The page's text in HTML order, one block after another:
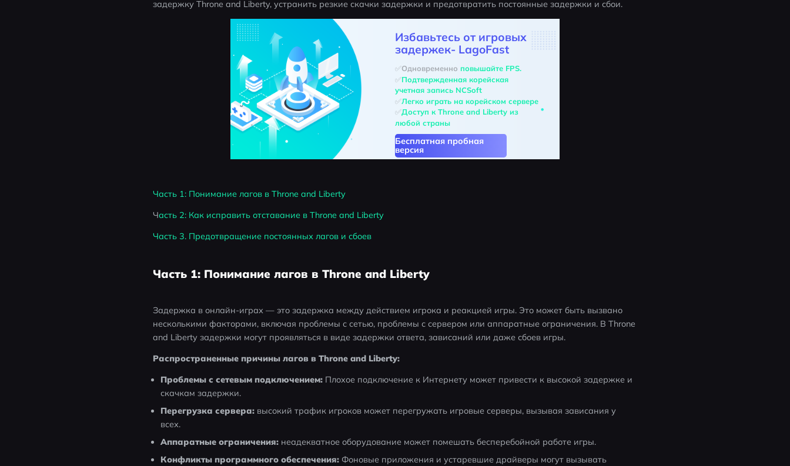
задержку Throne and Liberty, устранить резкие скачки задержки и предотвратить постоянные задержки и сбои.
Избавьтесь от игровых
задержек- LagoFast
✅Одновременно повышайте FPS.
✅Подтвержденная корейская
учетная запись NCSoft
✅Легко играть на корейском сервере
✅Доступ к Throne and Liberty из
любой страны
Бесплатная пробная
версия
Часть 1: Понимание лагов в Throne and Liberty
Часть 2: Как исправить отставание в Throne and Liberty
Часть 3. Предотвращение постоянных лагов и сбоев
Часть 1: Понимание лагов в Throne and Liberty
Задержка в онлайн-играх — это задержка между действием игрока и реакцией игры. Это может быть вызвано
несколькими факторами, включая проблемы с сетью, проблемы с сервером или аппаратные ограничения. В Throne
and Liberty задержки могут проявляться в виде задержки ответа, зависаний или даже сбоев игры.
Распространенные причины лагов в Throne and Liberty:
Проблемы с сетевым подключением: Плохое подключение к Интернету может привести к высокой задержке и
скачкам задержки.
Перегрузка сервера: высокий трафик игроков может перегружать игровые серверы, вызывая зависания у
всех.
Аппаратные ограничения: неадекватное оборудование может помешать бесперебойной работе игры.
Конфликты программного обеспечения: Фоновые приложения и устаревшие драйверы могут вызывать